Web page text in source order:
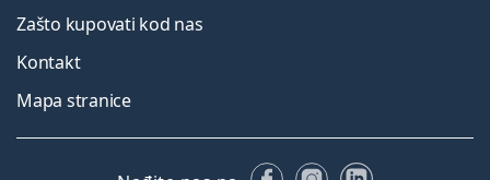
Zašto kupovati kod nas
Kontakt
Mapa stranice
FacebookuInstagramu
LinkedIn